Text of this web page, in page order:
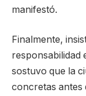
manifestó.
Finalmente,
responsabilidad
sostuvo que la
concretas antes